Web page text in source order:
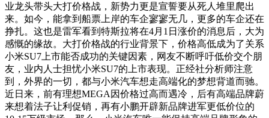
业龙头带头大打价格战，新势力更是宣誓要从死人堆里爬出
来。如今，能拿到船票上岸的车企寥寥无几，更多的车企还在
挣扎。这也是雷军看到特斯拉将在4月1日涨价的消息后，大为
感慨的缘故。大打价格战的行业背景下，价格高低成为了关系
小米SU7上市能否成功的关键因素，网友不断呼吁低价交个朋
友，业内人士担忧小米SU7的上市表现。正经社分析师注意
到，外界的一切，都与小米汽车想走高端化的梦想背道而驰。
近日来，前有理想MEGA因价格过高而遇冷，后有高端品牌蔚
来想着法子让利促销，再有小鹏开辟新品牌进军更低价位的